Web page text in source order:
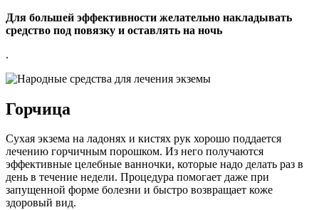
Для большей эффективности желательно накладывать
средство под повязку и оставлять на ночь
.
Горчица
Сухая экзема на ладонях и кистях рук хорошо поддается
лечению горчичным порошком. Из него получаются
эффективные целебные ванночки, которые надо делать раз в
день в течение недели. Процедура помогает даже при
запущенной форме болезни и быстро возвращает коже
здоровый вид.